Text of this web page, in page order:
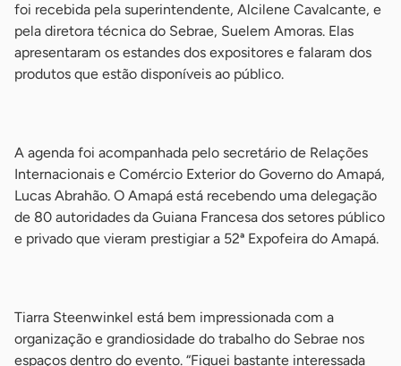
foi recebida pela superintendente, Alcilene Cavalcante, e
pela diretora técnica do Sebrae, Suelem Amoras. Elas
apresentaram os estandes dos expositores e falaram dos
produtos que estão disponíveis ao público.
A agenda foi acompanhada pelo secretário de Relações
Internacionais e Comércio Exterior do Governo do Amapá,
Lucas Abrahão. O Amapá está recebendo uma delegação
de 80 autoridades da Guiana Francesa dos setores público
e privado que vieram prestigiar a 52ª Expofeira do Amapá.
Tiarra Steenwinkel está bem impressionada com a
organização e grandiosidade do trabalho do Sebrae nos
espaços dentro do evento. “Fiquei bastante interessada